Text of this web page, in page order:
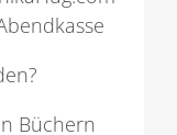
Büchern